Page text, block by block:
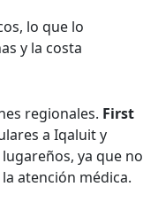
lo que lo
y la costa
regionales. First
a Iqaluit y
ya que no
atención médica.